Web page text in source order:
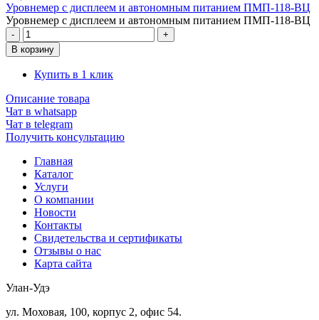
Уровнемер с дисплеем и автономным питанием ПМП-118-ВЦ
Уровнемер с дисплеем и автономным питанием ПМП-118-ВЦ
Купить в 1 клик
Описание товара
Чат в whatsapp
Чат в telegram
Получить консультацию
Главная
Каталог
Услуги
О компании
Новости
Контакты
Свидетельства и сертификаты
Отзывы о нас
Карта сайта
Улан-Удэ
ул. Моховая, 100, корпус 2, офис 54.